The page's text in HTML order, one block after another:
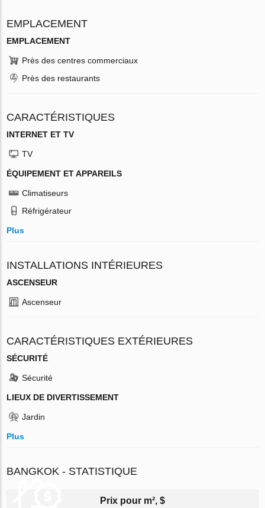
EMPLACEMENT
EMPLACEMENT
Près des centres commerciaux
Près des restaurants
CARACTÉRISTIQUES
INTERNET ET TV
TV
ÉQUIPEMENT ET APPAREILS
Climatiseurs
Réfrigérateur
Plus
INSTALLATIONS INTÉRIEURES
ASCENSEUR
Ascenseur
CARACTÉRISTIQUES EXTÉRIEURES
SÉCURITÉ
Sécurité
LIEUX DE DIVERTISSEMENT
Jardin
Plus
BANGKOK - STATISTIQUE
Prix pour m², $